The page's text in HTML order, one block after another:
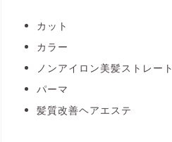
カット
カラー
ノンアイロン美髪ストレート
パーマ
髪質改善ヘアエステ